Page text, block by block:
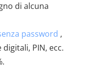
di alcuna
password ,
PIN, ecc.